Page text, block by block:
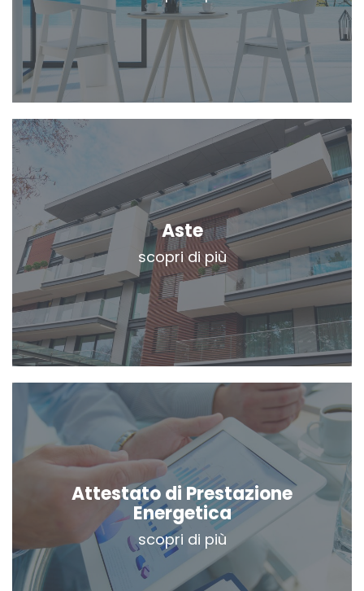
Aste
scopri di più
Attestato di Prestazione
Energetica
scopri di più